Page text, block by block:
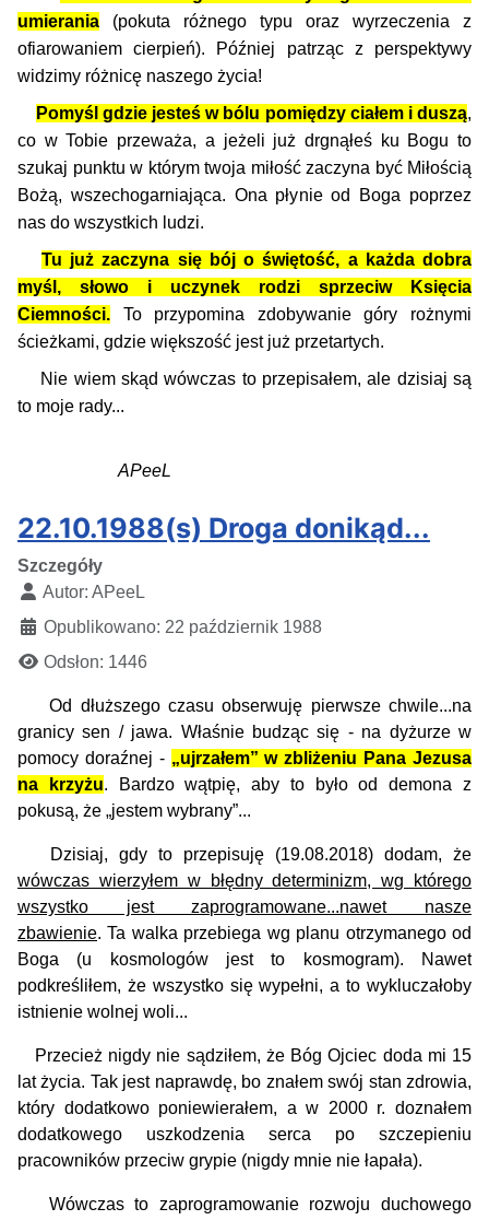
umierania (pokuta różnego typu oraz wyrzeczenia z
ofiarowaniem cierpień). Później patrząc z perspektywy
widzimy różnicę naszego życia!
Pomyśl gdzie jesteś w bólu pomiędzy ciałem i duszą,
co w Tobie przeważa, a jeżeli już drgnąłeś ku Bogu to
szukaj punktu w którym twoja miłość zaczyna być Miłością
Bożą, wszechogarniająca. Ona płynie od Boga poprzez
nas do wszystkich ludzi.
Tu już zaczyna się bój o świętość, a każda dobra
myśl, słowo i uczynek rodzi sprzeciw Księcia
Ciemności. To przypomina zdobywanie góry rożnymi
ścieżkami, gdzie większość jest już przetartych.
Nie wiem skąd wówczas to przepisałem, ale dzisiaj są
to moje rady...
APeeL
22.10.1988(s) Droga donikąd...
Szczegóły
Autor: APeeL
Opublikowano: 22 październik 1988
Odsłon: 1446
Od dłuższego czasu obserwuję pierwsze chwile...na
granicy sen / jawa. Właśnie budząc się - na dyżurze w
pomocy doraźnej - „ujrzałem” w zbliżeniu Pana Jezusa
na krzyżu. Bardzo wątpię, aby to było od demona z
pokusą, że „jestem wybrany”...
Dzisiaj, gdy to przepisuję (19.08.2018) dodam, że
wówczas wierzyłem w błędny determinizm, wg którego
wszystko jest zaprogramowane...nawet nasze
zbawienie. Ta walka przebiega wg planu otrzymanego od
Boga (u kosmologów jest to kosmogram). Nawet
podkreśliłem, że wszystko się wypełni, a to wykluczałoby
istnienie wolnej woli...
Przecież nigdy nie sądziłem, że Bóg Ojciec doda mi 15
lat życia. Tak jest naprawdę, bo znałem swój stan zdrowia,
który dodatkowo poniewierałem, a w 2000 r. doznałem
dodatkowego uszkodzenia serca po szczepieniu
pracowników przeciw grypie (nigdy mnie nie łapała).
Wówczas to zaprogramowanie rozwoju duchowego